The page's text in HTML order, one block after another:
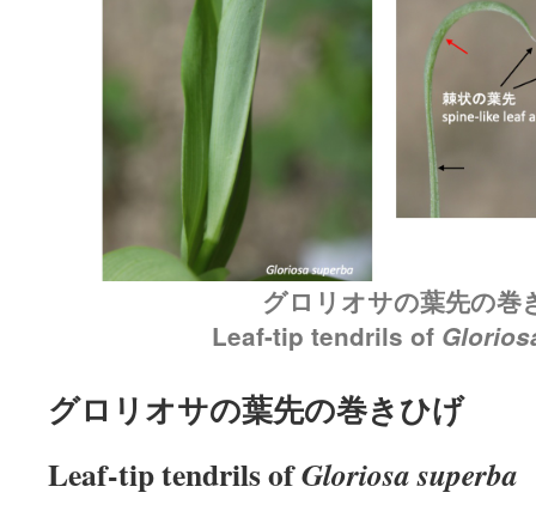
グロリオサの葉先の巻
Leaf-tip tendrils of
グロリオサの葉先の巻きひげ
Leaf-tip tendrils ofGloriosa superba